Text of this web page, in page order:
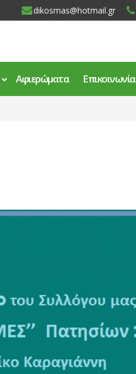
dikosmas@hotmail.gr
Αφιερώματα Επικοινωνία